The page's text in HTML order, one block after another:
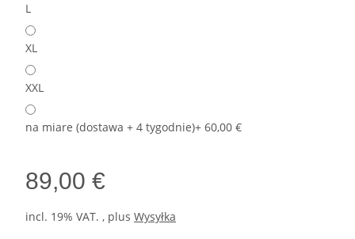
L
XL
XXL
na miare (dostawa + 4 tygodnie)+ 60,00 €
89,00 €
incl. 19% VAT. , plus Wysyłka